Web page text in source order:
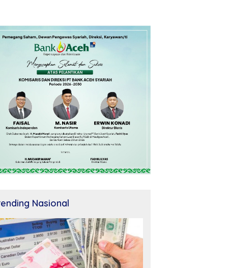
Nasional